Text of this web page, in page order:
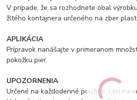
V prípade, že sa rozhodnete obal
žltého kontajnera určeného na zber
APLIKÁCIA
Prípravok nanášajte v primeranom
pokožku pier.
UPOZORNENIA
Určené na každodenné použitie. Len na